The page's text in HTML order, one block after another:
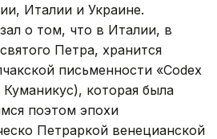
Италии и Украине.
о том, что в Италии, в
Петра, хранится
письменности «Codex
которая была
поэтом эпохи
Петраркой венецианской